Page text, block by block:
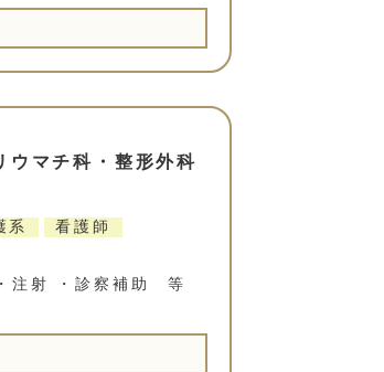
マチ科・整形外科
系
看護師
注射 ・診察補助 等